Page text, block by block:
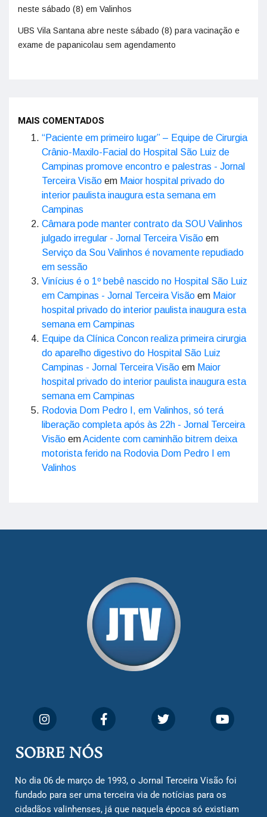
neste sábado (8) em Valinhos
UBS Vila Santana abre neste sábado (8) para vacinação e
exame de papanicolau sem agendamento
MAIS COMENTADOS
“Paciente em primeiro lugar” – Equipe de Cirurgia
Crânio-Maxilo-Facial do Hospital São Luiz de
Campinas promove encontro e palestras - Jornal
Terceira Visão em Maior hospital privado do
interior paulista inaugura esta semana em
Campinas
Câmara pode manter contrato da SOU Valinhos
julgado irregular - Jornal Terceira Visão em
Serviço da Sou Valinhos é novamente repudiado
em sessão
Vinícius é o 1º bebê nascido no Hospital São Luiz
em Campinas - Jornal Terceira Visão em Maior
hospital privado do interior paulista inaugura esta
semana em Campinas
Equipe da Clínica Concon realiza primeira cirurgia
do aparelho digestivo do Hospital São Luiz
Campinas - Jornal Terceira Visão em Maior
hospital privado do interior paulista inaugura esta
semana em Campinas
Rodovia Dom Pedro I, em Valinhos, só terá
liberação completa após às 22h - Jornal Terceira
Visão emAcidente com caminhão bitrem deixa
motorista ferido na Rodovia Dom Pedro I em
Valinhos
SOBRE NÓS
No dia 06 de março de 1993, o Jornal Terceira Visão foi
fundado para ser uma terceira via de notícias para os
cidadãos valinhenses, já que naquela época só existiam